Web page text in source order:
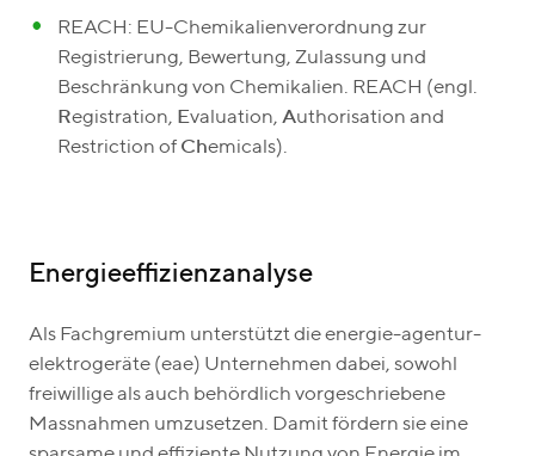
REACH: EU-Chemikalienverordnung zur
Registrierung, Bewertung, Zulassung und
Beschränkung von Chemikalien. REACH (engl.
Registration, Evaluation, Authorisation and
Restriction of Chemicals).
Energieeffizienzanalyse
Als Fachgremium unterstützt die energie-agentur-
elektrogeräte (eae) Unternehmen dabei, sowohl
freiwillige als auch behördlich vorgeschriebene
Massnahmen umzusetzen. Damit fördern sie eine